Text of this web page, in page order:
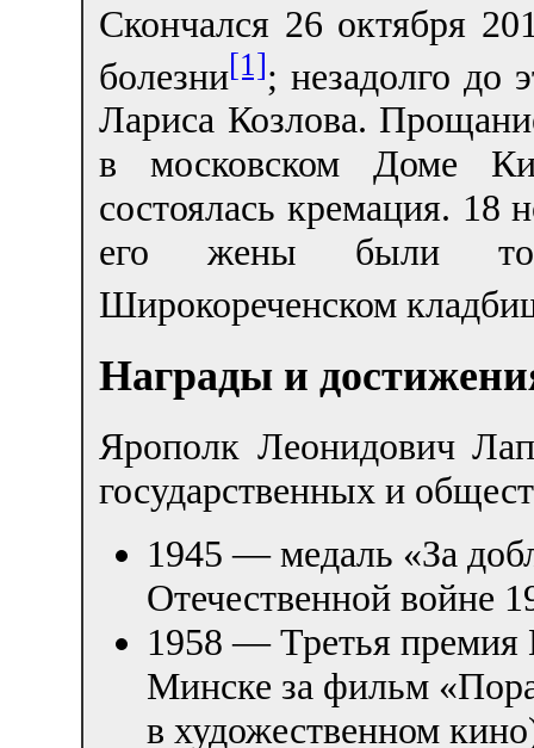
Скончался 26 октября
болезни[1]; незадолго до
Лариса Козлова.
в московском Доме
состоялась кремация.
его жены были
Широкореченском
Награды и
Ярополк Леонидович
государственных и
1945 — медаль «За
Отечественной войне
1958 — Третья премия
Минске за фильм
в художественном